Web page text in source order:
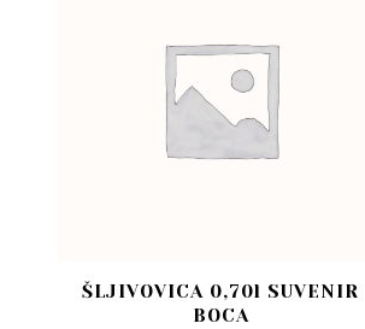
ŠLJIVOVICA 0,70l SUVENIR
BOCA